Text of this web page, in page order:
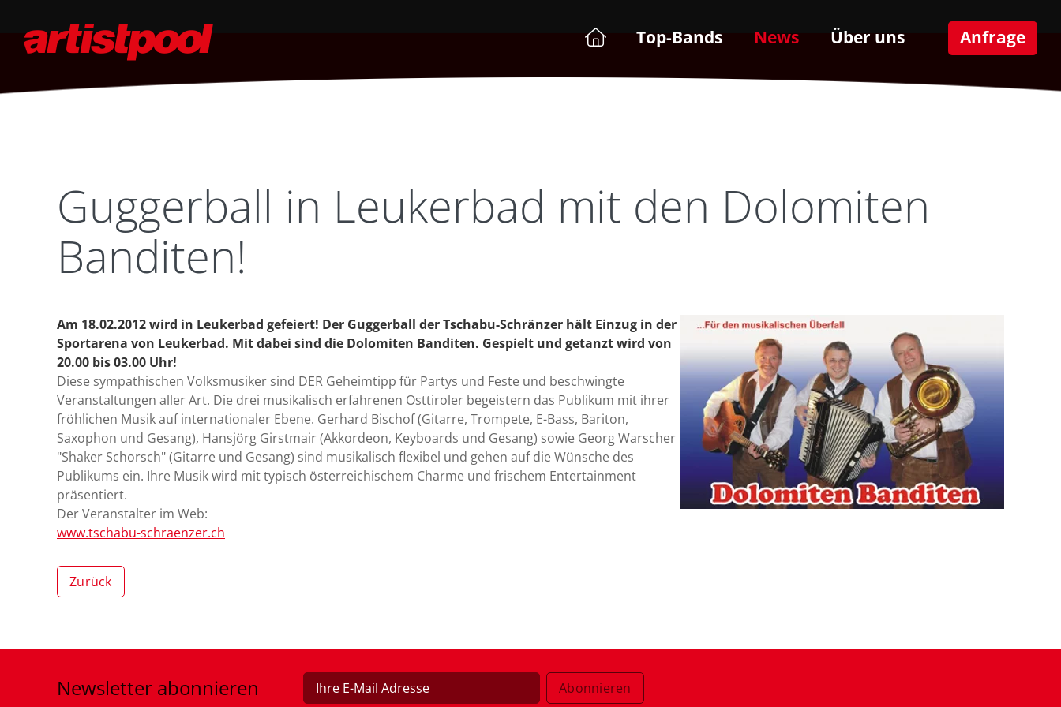
Top-Bands News Über uns Anfrage
Guggerball in Leukerbad mit den Dolomiten
Banditen!
Am 18.02.2012 wird in Leukerbad gefeiert! Der Guggerball der Tschabu-Schränzer hält Einzug in der
Sportarena von Leukerbad. Mit dabei sind die Dolomiten Banditen. Gespielt und getanzt wird von
20.00 bis 03.00 Uhr!
Diese sympathischen Volksmusiker sind DER Geheimtipp für Partys und Feste und beschwingte
Veranstaltungen aller Art. Die drei musikalisch erfahrenen Osttiroler begeistern das Publikum mit ihrer
fröhlichen Musik auf internationaler Ebene. Gerhard Bischof (Gitarre, Trompete, E-Bass, Bariton,
Saxophon und Gesang), Hansjörg Girstmair (Akkordeon, Keyboards und Gesang) sowie Georg Warscher
"Shaker Schorsch" (Gitarre und Gesang) sind musikalisch flexibel und gehen auf die Wünsche des
Publikums ein. Ihre Musik wird mit typisch österreichischem Charme und frischem Entertainment
präsentiert.
Der Veranstalter im Web:
www.tschabu-schraenzer.ch
Zurück
Newsletter abonnieren